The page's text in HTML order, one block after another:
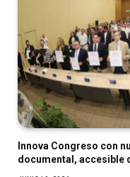
Innova Congreso con
documental, accesible